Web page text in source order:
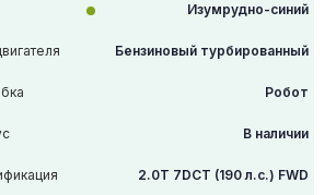
Изумрудно-синий
Бензиновый турбированный
Робот
В наличии
2.0T 7DCT (190 л.с.) FWD